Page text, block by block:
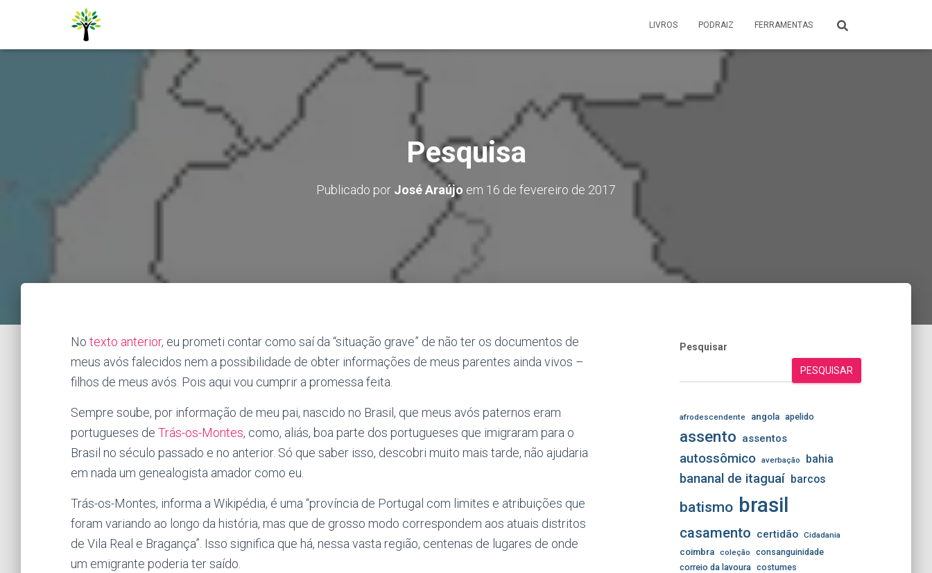
LIVROS PODRAIZ FERRAMENTAS
Pesquisa
Publicado por José Araújo em 16 de fevereiro de 2017
No texto anterior, eu prometi contar como saí da “situação grave” de não ter os documentos de
meus avós falecidos nem a possibilidade de obter informações de meus parentes ainda vivos –
filhos de meus avós. Pois aqui vou cumprir a promessa feita.
Sempre soube, por informação de meu pai, nascido no Brasil, que meus avós paternos eram
portugueses de Trás-os-Montes, como, aliás, boa parte dos portugueses que imigraram para o
Brasil no século passado e no anterior. Só que saber isso, descobri muito mais tarde, não ajudaria
em nada um genealogista amador como eu.
Trás-os-Montes, informa a Wikipédia, é uma “província de Portugal com limites e atribuições que
foram variando ao longo da história, mas que de grosso modo correspondem aos atuais distritos
de Vila Real e Bragança”. Isso significa que há, nessa vasta região, centenas de lugares de onde
um emigrante poderia ter saído.
Pesquisar
PESQUISAR
afrodescendente angola apelido
assento assentos
autossômico averbação bahia
bananal de itaguaí barcos
batismo brasil
casamento certidão Cidadania
coimbra coleção
consanguinidade
correio da lavoura costumes